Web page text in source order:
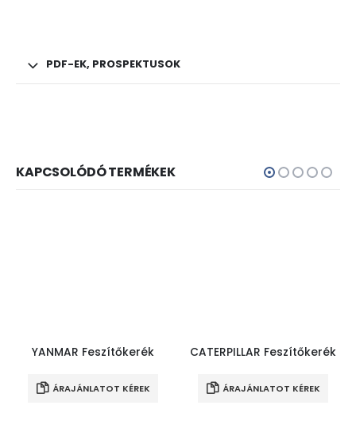
PDF-EK, PROSPEKTUSOK
KAPCSOLÓDÓ TERMÉKEK
YANMAR Feszítőkerék
ÁRAJÁNLATOT KÉREK
CATERPILLAR Feszítőkerék
ÁRAJÁNLATOT KÉREK